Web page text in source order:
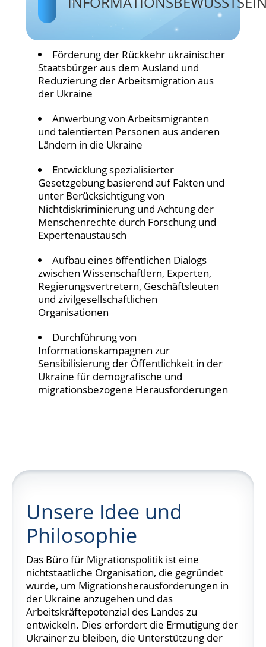
Förderung der Rückkehr ukrainischer
Staatsbürger aus dem Ausland und
Reduzierung der Arbeitsmigration aus
der Ukraine
Anwerbung von Arbeitsmigranten
und talentierten Personen aus anderen
Ländern in die Ukraine
Entwicklung spezialisierter
Gesetzgebung basierend auf Fakten und
unter Berücksichtigung von
Nichtdiskriminierung und Achtung der
Menschenrechte durch Forschung und
Expertenaustausch
Aufbau eines öffentlichen Dialogs
zwischen Wissenschaftlern, Experten,
Regierungsvertretern, Geschäftsleuten
und zivilgesellschaftlichen
Organisationen
Durchführung von
Informationskampagnen zur
Sensibilisierung der Öffentlichkeit in der
Ukraine für demografische und
migrationsbezogene Herausforderungen
Unsere Idee und
Philosophie
Das Büro für Migrationspolitik ist eine
nichtstaatliche Organisation, die gegründet
wurde, um Migrationsherausforderungen in
der Ukraine anzugehen und das
Arbeitskräftepotenzial des Landes zu
entwickeln. Dies erfordert die Ermutigung der
Ukrainer zu bleiben, die Unterstützung der